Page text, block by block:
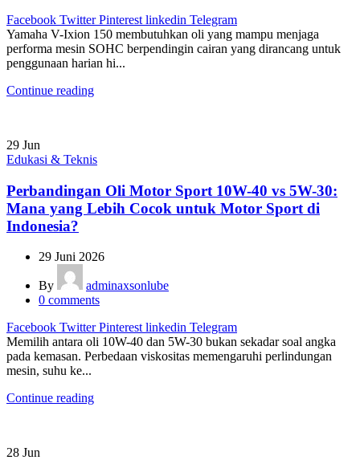
Facebook Twitter Pinterest linkedin Telegram
Yamaha V-Ixion 150 membutuhkan oli yang mampu menjaga
performa mesin SOHC berpendingin cairan yang dirancang untuk
penggunaan harian hi...
Continue reading
29 Jun
Edukasi & Teknis
Perbandingan Oli Motor Sport 10W-40 vs 5W-30:
Mana yang Lebih Cocok untuk Motor Sport di
Indonesia?
29 Juni 2026
By
adminaxsonlube
0 comments
Facebook Twitter Pinterest linkedin Telegram
Memilih antara oli 10W-40 dan 5W-30 bukan sekadar soal angka
pada kemasan. Perbedaan viskositas memengaruhi perlindungan
mesin, suhu ke...
Continue reading
28 Jun